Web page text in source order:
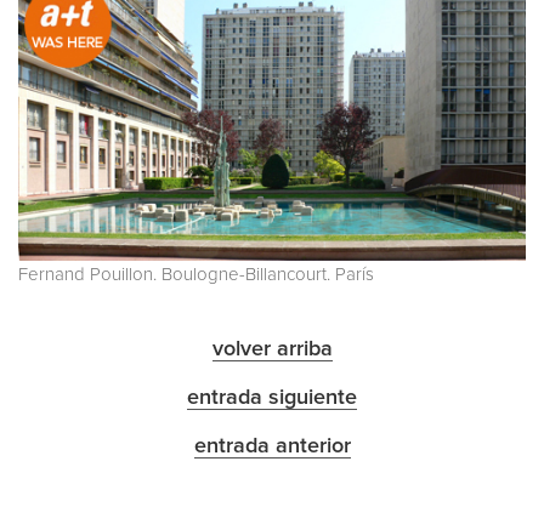
Fernand Pouillon. Boulogne-Billancourt. París
volver arriba
entrada siguiente
entrada anterior